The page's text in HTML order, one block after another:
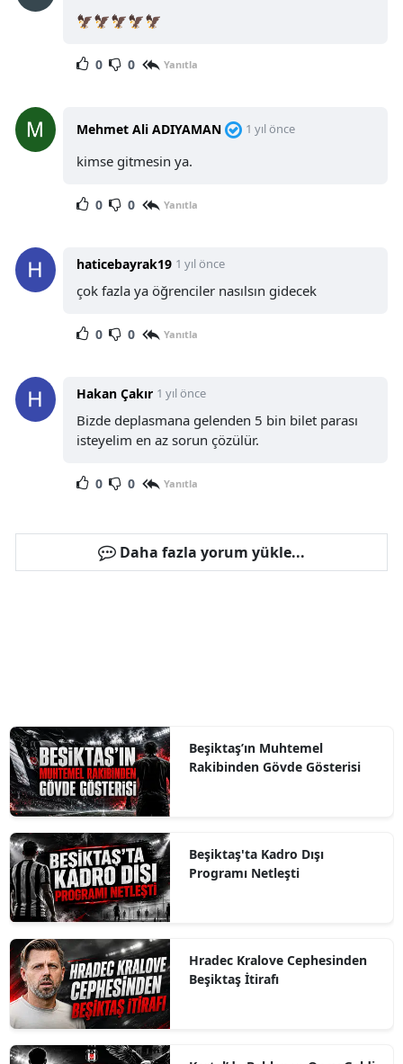
🦅🦅🦅🦅🦅
0 0 Yanıtla
Mehmet Ali ADIYAMAN 1 yıl önce
kimse gitmesin ya.
0 0 Yanıtla
haticebayrak19 1 yıl önce
çok fazla ya öğrenciler nasılsın gidecek
0 0 Yanıtla
Hakan Çakır 1 yıl önce
Bizde deplasmana gelenden 5 bin bilet parası
isteyelim en az sorun çözülür.
0 0 Yanıtla
Daha fazla yorum yükle...
Beşiktaş’ın Muhtemel
Rakibinden Gövde Gösterisi
Beşiktaş'ta Kadro Dışı
Programı Netleşti
Hradec Kralove Cephesinden
Beşiktaş İtirafı